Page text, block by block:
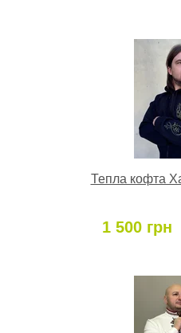
Тепла кофта
1 500 грн